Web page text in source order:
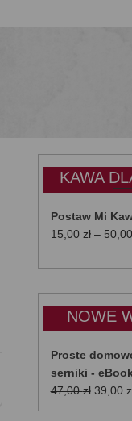
KAWA
Postaw Mi
15,00 zł – 50,00
NOWE
Proste
serniki -
47,00zł
cena
39,00